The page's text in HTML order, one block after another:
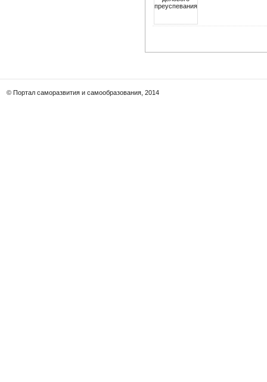
© Портал саморазвития и самообразования, 2014